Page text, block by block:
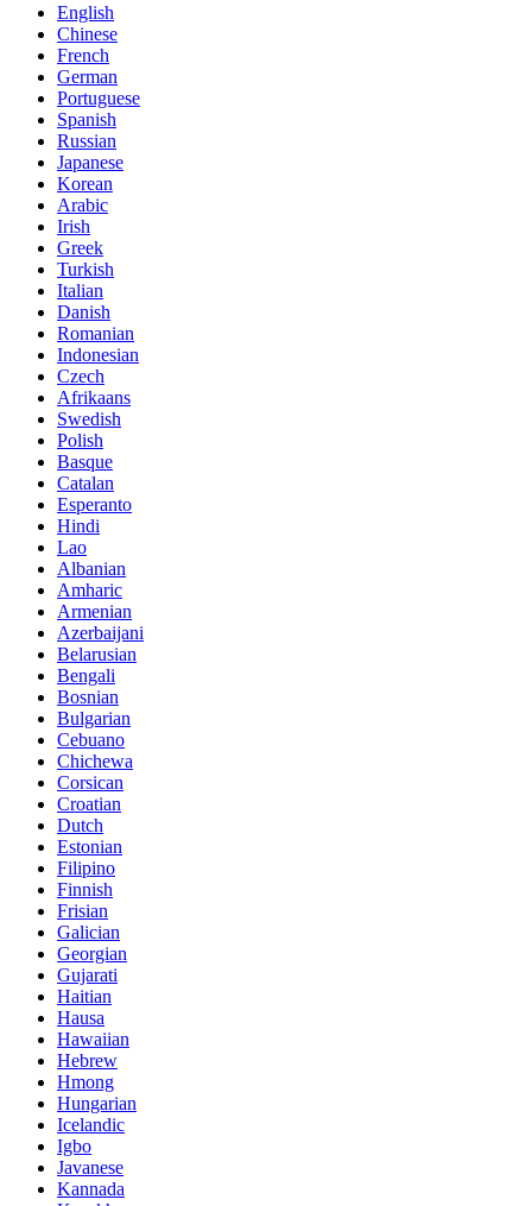
English
Chinese
French
German
Portuguese
Spanish
Russian
Japanese
Korean
Arabic
Irish
Greek
Turkish
Italian
Danish
Romanian
Indonesian
Czech
Afrikaans
Swedish
Polish
Basque
Catalan
Esperanto
Hindi
Lao
Albanian
Amharic
Armenian
Azerbaijani
Belarusian
Bengali
Bosnian
Bulgarian
Cebuano
Chichewa
Corsican
Croatian
Dutch
Estonian
Filipino
Finnish
Frisian
Galician
Georgian
Gujarati
Haitian
Hausa
Hawaiian
Hebrew
Hmong
Hungarian
Icelandic
Igbo
Javanese
Kannada